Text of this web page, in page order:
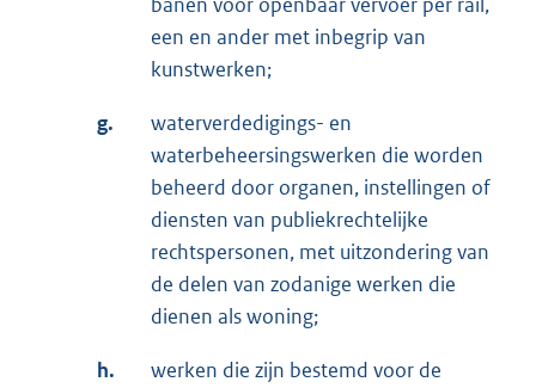
een en ander met inbegrip van
kunstwerken;
g.
waterverdedigings- en
waterbeheersingswerken die worden
beheerd door organen, instellingen of
diensten van publiekrechtelijke
rechtspersonen, met uitzondering van
de delen van zodanige werken die
dienen als woning;
h.
werken die zijn bestemd voor de